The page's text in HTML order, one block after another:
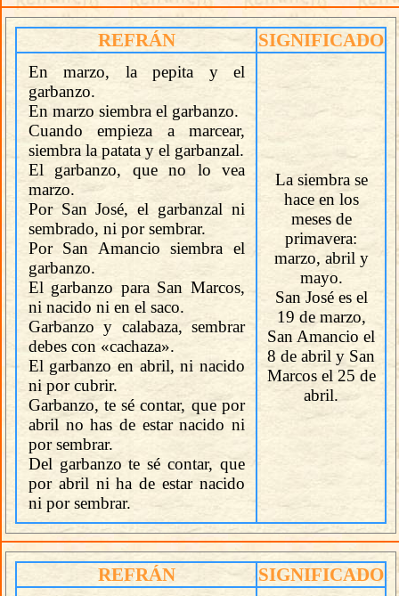
REFRÁN SIGNIFICADO
En marzo, la pepita y el
garbanzo.
En marzo siembra el garbanzo.
Cuando empieza a marcear,
siembra la patata y el garbanzal.
El garbanzo, que no lo vea
marzo.
Por San José, el garbanzal ni
sembrado, ni por sembrar.
Por San Amancio siembra el
garbanzo.
El garbanzo para San Marcos,
ni nacido ni en el saco.
Garbanzo y calabaza, sembrar
debes con «cachaza».
El garbanzo en abril, ni nacido
ni por cubrir.
Garbanzo, te sé contar, que por
abril no has de estar nacido ni
por sembrar.
Del garbanzo te sé contar, que
por abril ni ha de estar nacido
ni por sembrar.
La siembra se
hace en los
meses de
primavera:
marzo, abril y
mayo.
San José es el
19 de marzo,
San Amancio el
8 de abril y San
Marcos el 25 de
abril.
REFRÁN SIGNIFICADO